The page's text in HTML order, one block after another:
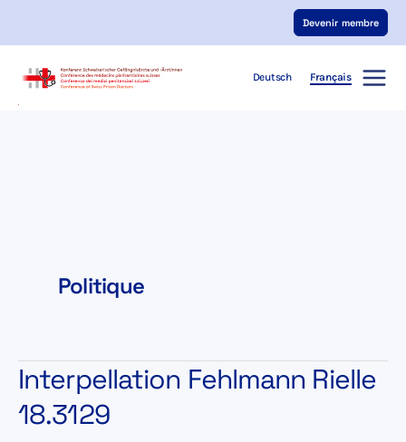
contenu
Devenir membre
Deutsch Français
Politique
Interpellation Fehlmann Rielle
18.3129